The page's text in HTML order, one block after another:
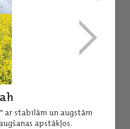
stabilām un augstām
apstākļos.